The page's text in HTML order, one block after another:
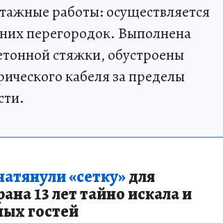
работы: осуществляется
перегородок. Выполнена
стяжки, обустроены
кабеля за пределы
«сетку»для
13 лет тайно искала и
гостей